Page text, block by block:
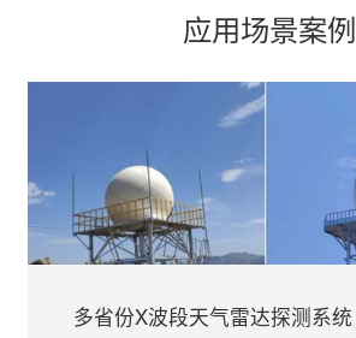
应用场景案例
多省份X波段天气雷达探测系统